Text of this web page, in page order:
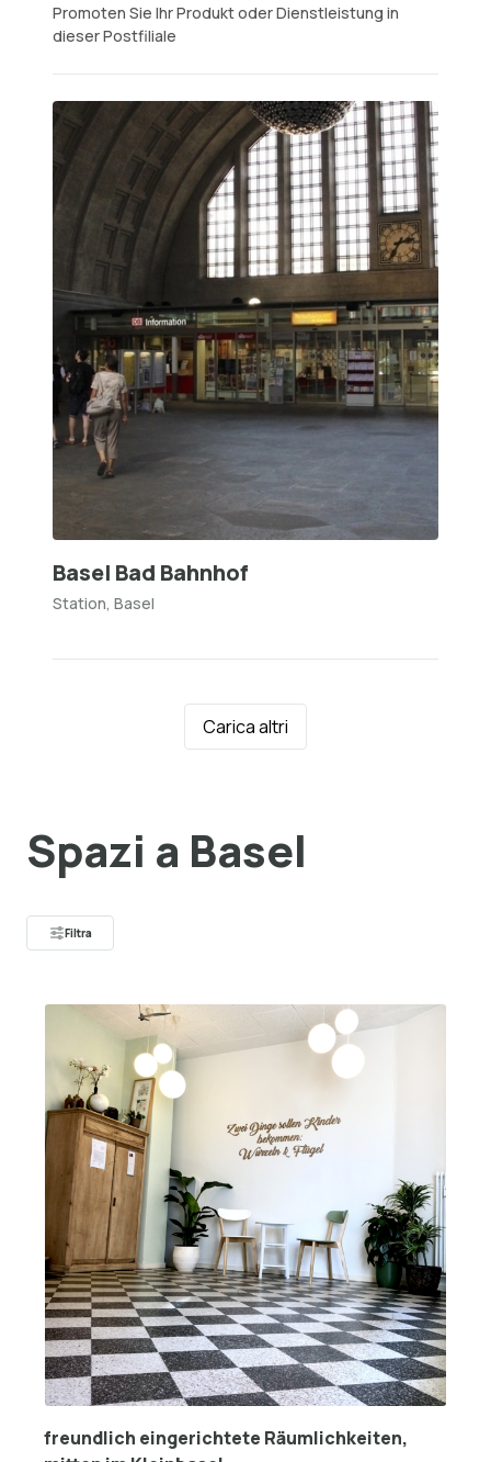
Promoten Sie Ihr Produkt oder Dienstleistung in
dieser Postfiliale
Basel Bad Bahnhof
Station, Basel
Carica altri
Spazi a Basel
Filtra
freundlich eingerichtete Räumlichkeiten,